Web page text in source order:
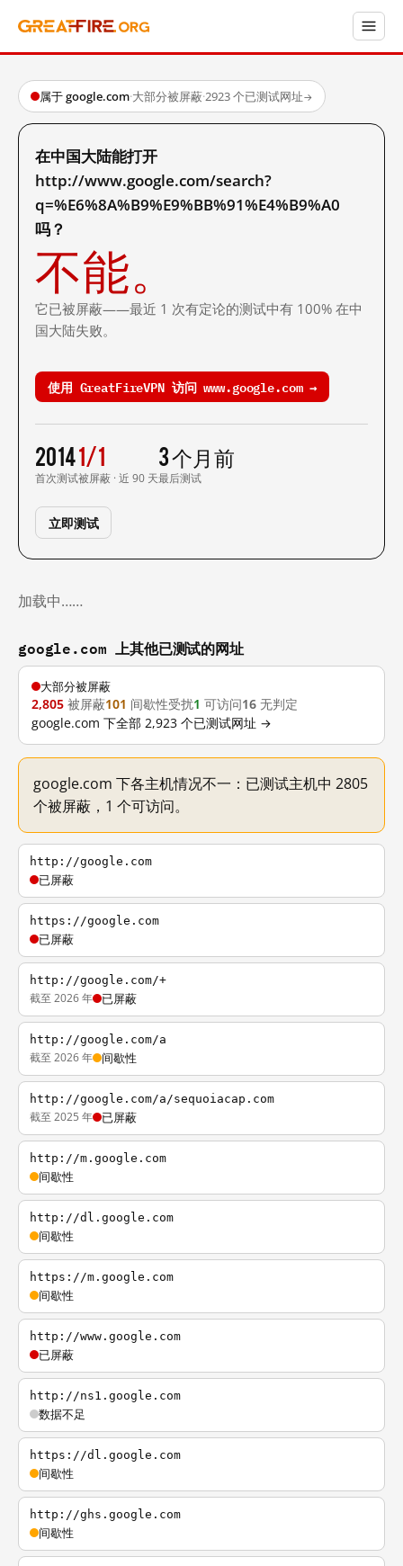
属于 google.com·大部分被屏蔽·2923 个已测试网址→
在中国大陆能打开
http://www.google.com/search?
q=%E6%8A%B9%E9%BB%91%E4%B9%A0
吗？
不能。
它已被屏蔽——最近 1 次有定论的测试中有 100% 在中
国大陆失败。
使用 GreatFireVPN 访问 www.google.com →
2014
首次测试
1/1
被屏蔽 · 近 90 天
3 个月前
最后测试
立即测试
加载中……
google.com 上其他已测试的网址
大部分被屏蔽
2,805 被屏蔽101 间歇性受扰1 可访问16 无判定
google.com 下全部 2,923 个已测试网址 →
google.com 下各主机情况不一：已测试主机中 2805
个被屏蔽，1 个可访问。
http://google.com
已屏蔽
https://google.com
已屏蔽
http://google.com/+
截至 2026 年 已屏蔽
http://google.com/a
截至 2026 年 间歇性
http://google.com/a/sequoiacap.com
截至 2025 年 已屏蔽
http://m.google.com
间歇性
http://dl.google.com
间歇性
https://m.google.com
间歇性
http://www.google.com
已屏蔽
http://ns1.google.com
数据不足
https://dl.google.com
间歇性
http://ghs.google.com
间歇性